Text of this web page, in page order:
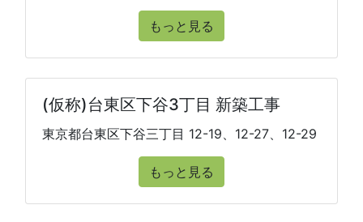
もっと見る
(仮称)台東区下谷3丁目 新築工事
東京都台東区下谷三丁目 12-19、12-27、12-29
もっと見る